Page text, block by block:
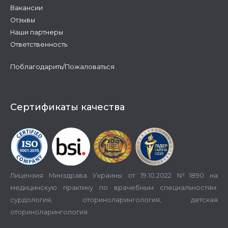
Вакансии
Отзывы
Наши партнеры
Ответственность
Поблагодарить/Пожаловаться
Сертификаты качества
Лицензия Минздрава Украины от 19.10.2022 №1890 на
медицинскую практику по врачебным специальностям:
сурдология, оториноларингология, детская
оториноларингология.